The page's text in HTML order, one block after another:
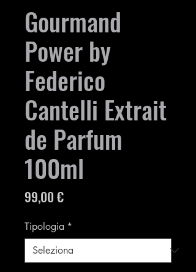
Gourmand
Power by
Federico
Cantelli Extrait
de Parfum
100ml
99,00 €Prezzo
Tipologia *